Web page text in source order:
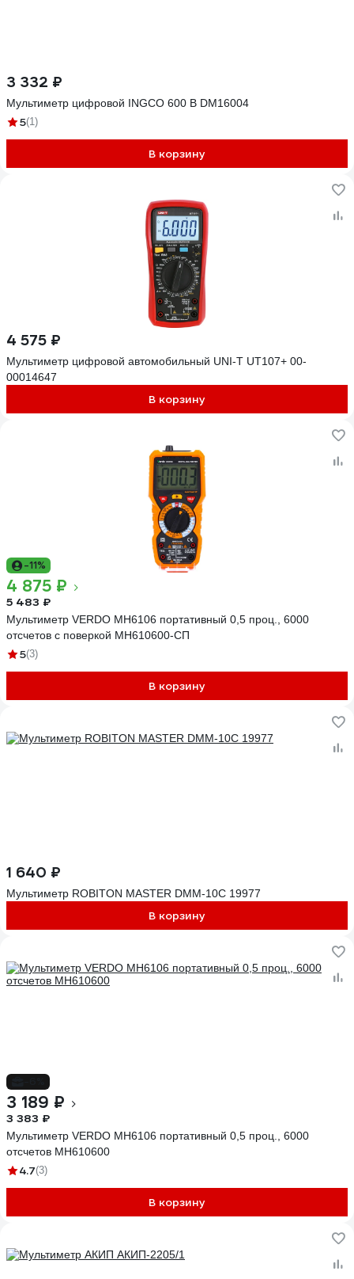
3 332 ₽
Мультиметр цифровой INGCO 600 В DM16004
5(1)
В корзину
4 575 ₽
Мультиметр цифровой автомобильный UNI-T UT107+ 00-
00014647
В корзину
-11%
4 875 ₽
5 483 ₽
Мультиметр VERDO MH6106 портативный 0,5 проц., 6000
отсчетов с поверкой MH610600-СП
5(3)
В корзину
1 640 ₽
Мультиметр ROBITON MASTER DMM-10C 19977
В корзину
3 189 ₽
3 383 ₽
Мультиметр VERDO MH6106 портативный 0,5 проц., 6000
отсчетов MH610600
4.7(3)
В корзину